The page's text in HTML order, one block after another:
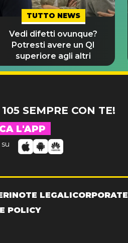
TUTTO NEWS
Vedi difetti ovunque?
Potresti avere un QI
superiore agli altri
SEMPRE CON TE!
L'APP
NOTE LEGALICORPORATE
POLICY